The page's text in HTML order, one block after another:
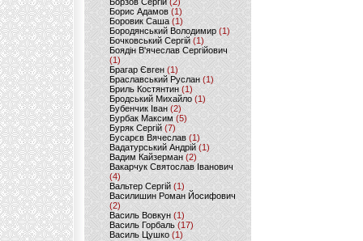
Борис Адамов(1)
Боровик Саша (1)
Бородянський Володимир (1)
Бочковський Сергій (1)
Боядін В'ячеслав Сергійович
(1)
Брагар Євген (1)
Браславський Руслан (1)
Бриль Костянтин (1)
Бродський Михайло (1)
Бубенчик Іван(2)
Бурбак Максим (5)
Буряк Сергій (7)
Бусарєв Вячеслав (1)
Вадатурський Андрій (1)
Вадим Кайзерман (2)
Вакарчук Святослав Іванович
(4)
Вальтер Сергій (1)
Василишин Роман Йосифович
(2)
Василь Вовкун (1)
Василь Горбаль (17)
Василь Цушко (1)